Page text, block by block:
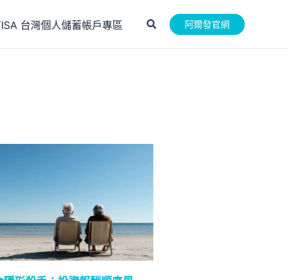
台灣個人儲蓄帳戶專區
搜
阿爾發官網